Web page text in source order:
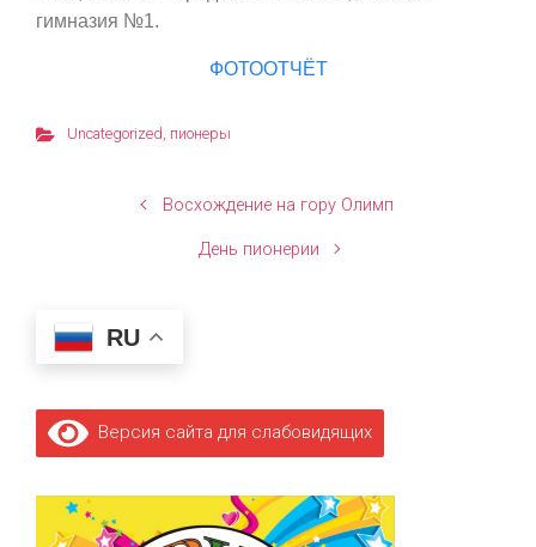
гимназия №1.
ФОТООТЧЁТ
Uncategorized, пионеры
Восхождение на гору Олимп
День пионерии
RU
Версия сайта для слабовидящих